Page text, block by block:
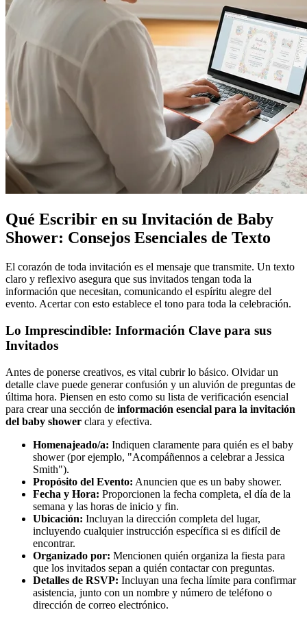
Qué Escribir en su Invitación de Baby
Shower: Consejos Esenciales de Texto
El corazón de toda invitación es el mensaje que transmite. Un texto
claro y reflexivo asegura que sus invitados tengan toda la
información que necesitan, comunicando el espíritu alegre del
evento. Acertar con esto establece el tono para toda la celebración.
Lo Imprescindible: Información Clave para sus
Invitados
Antes de ponerse creativos, es vital cubrir lo básico. Olvidar un
detalle clave puede generar confusión y un aluvión de preguntas de
última hora. Piensen en esto como su lista de verificación esencial
para crear una sección de información esencial para la invitación
del baby shower clara y efectiva.
Homenajeado/a: Indiquen claramente para quién es el baby
shower (por ejemplo, "Acompáñennos a celebrar a Jessica
Smith").
Propósito del Evento: Anuncien que es un baby shower.
Fecha y Hora: Proporcionen la fecha completa, el día de la
semana y las horas de inicio y fin.
Ubicación: Incluyan la dirección completa del lugar,
incluyendo cualquier instrucción específica si es difícil de
encontrar.
Organizado por: Mencionen quién organiza la fiesta para
que los invitados sepan a quién contactar con preguntas.
Detalles de RSVP: Incluyan una fecha límite para confirmar
asistencia, junto con un nombre y número de teléfono o
dirección de correo electrónico.